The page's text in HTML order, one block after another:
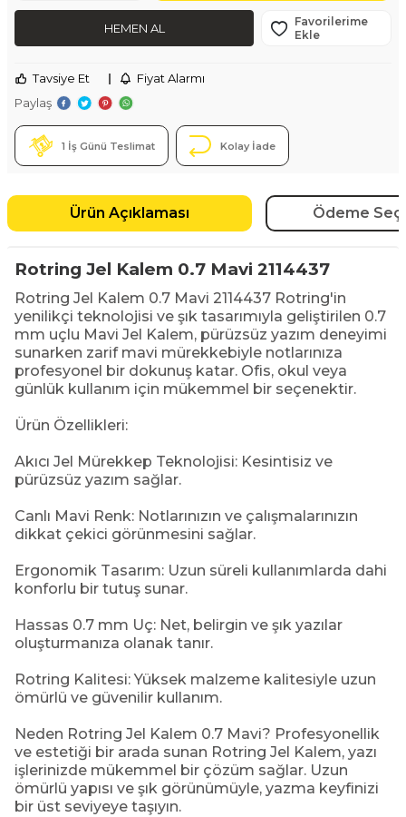
HEMEN AL
Favorilerime
Ekle
Tavsiye Et |
Fiyat Alarmı
Paylaş
1 İş Günü Teslimat Kolay İade
Ürün Açıklaması Ödeme
Rotring Jel Kalem 0.7 Mavi 2114437
Rotring Jel Kalem 0.7 Mavi 2114437 Rotring'in
yenilikçi teknolojisi ve şık tasarımıyla geliştirilen 0.7
mm uçlu Mavi Jel Kalem, pürüzsüz yazım deneyimi
sunarken zarif mavi mürekkebiyle notlarınıza
profesyonel bir dokunuş katar. Ofis, okul veya
günlük kullanım için mükemmel bir seçenektir.
Ürün Özellikleri:
Akıcı Jel Mürekkep Teknolojisi: Kesintisiz ve
pürüzsüz yazım sağlar.
Canlı Mavi Renk: Notlarınızın ve çalışmalarınızın
dikkat çekici görünmesini sağlar.
Ergonomik Tasarım: Uzun süreli kullanımlarda dahi
konforlu bir tutuş sunar.
Hassas 0.7 mm Uç: Net, belirgin ve şık yazılar
oluşturmanıza olanak tanır.
Rotring Kalitesi: Yüksek malzeme kalitesiyle uzun
ömürlü ve güvenilir kullanım.
Neden Rotring Jel Kalem 0.7 Mavi? Profesyonellik
ve estetiği bir arada sunan Rotring Jel Kalem, yazı
işlerinizde mükemmel bir çözüm sağlar. Uzun
ömürlü yapısı ve şık görünümüyle, yazma keyfinizi
bir üst seviyeye taşıyın.